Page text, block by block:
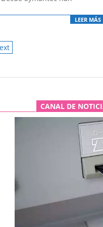
LEER MÁS
CANAL DE